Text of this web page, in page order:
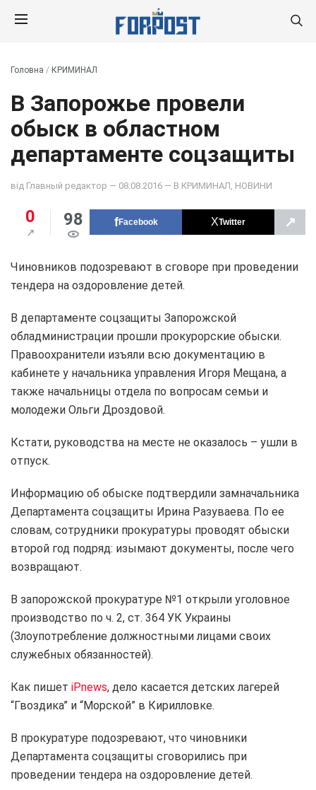
Головна / КРИМИНАЛ
В Запорожье провели
обыск в областном
департаменте соцзащиты
від Главный редактор — 08.08.2016 — В КРИМИНАЛ НОВИНИ
0 98 Facebook Twitter ↗
Чиновников подозревают в сговоре при проведении
тендера на оздоровление детей.
В департаменте соцзащиты Запорожской
обладминистрации прошли прокурорские обыски.
Правоохранители изъяли всю документацию в
кабинете у начальника управления Игоря Мещана, а
также начальницы отдела по вопросам семьи и
молодежи Ольги Дроздовой.
Кстати, руководства на месте не оказалось – ушли в
отпуск.
Информацию об обыске подтвердили замначальника
Департамента соцзащиты Ирина Разуваева. По ее
словам, сотрудники прокуратуры проводят обыски
второй год подряд: изымают документы, после чего
возвращают.
В запорожской прокуратуре №1 открыли уголовное
производство по ч. 2, ст. 364 УК Украины
(Злоупотребление должностными лицами своих
служебных обязанностей).
Как пишет iPnews, дело касается детских лагерей
“Гвоздика” и “Морской” в Кирилловке.
В прокуратуре подозревают, что чиновники
Департамента соцзащиты сговорились при
проведении тендера на оздоровление детей.